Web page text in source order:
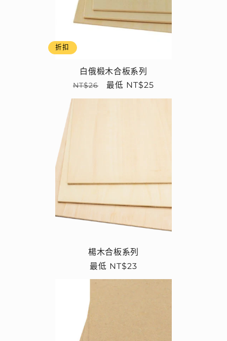
折扣
白俄椴木合板系列
定
NT$26
售
最低 NT$25
楊木合板系列
定
最低 NT$23